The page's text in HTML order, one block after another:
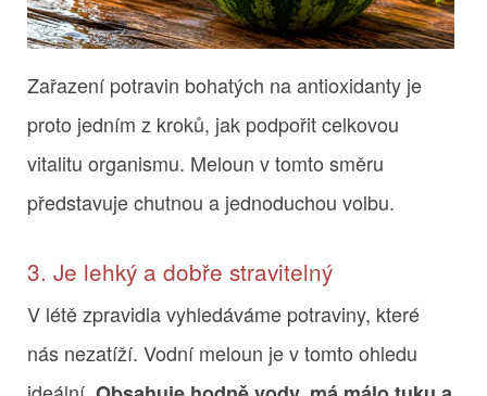
Zařazení potravin bohatých na antioxidanty je
proto jedním z kroků, jak podpořit celkovou
vitalitu organismu. Meloun v tomto směru
představuje chutnou a jednoduchou volbu.
3. Je lehký a dobře stravitelný
V létě zpravidla vyhledáváme potraviny, které
nás nezatíží. Vodní meloun je v tomto ohledu